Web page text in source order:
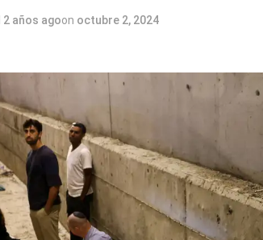
2 años agoon octubre 2, 2024